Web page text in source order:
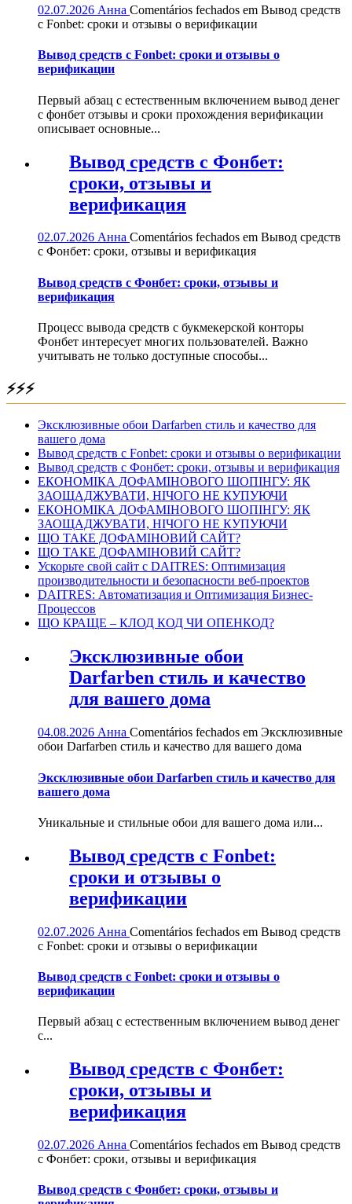
02.07.2026 Анна Comentários fechados em Вывод средств
с Fonbet: сроки и отзывы о верификации
Вывод средств с Fonbet: сроки и отзывы о
верификации
Первый абзац с естественным включением вывод денег
с фонбет отзывы и сроки прохождения верификации
описывает основные...
Вывод средств с Фонбет:
сроки, отзывы и
верификация
02.07.2026 Анна Comentários fechados em Вывод средств
с Фонбет: сроки, отзывы и верификация
Вывод средств с Фонбет: сроки, отзывы и
верификация
Процесс вывода средств с букмекерской конторы
Фонбет интересует многих пользователей. Важно
учитывать не только доступные способы...
⚡⚡⚡
Эксклюзивные обои Darfarben стиль и качество для
вашего дома
Вывод средств с Fonbet: сроки и отзывы о верификации
Вывод средств с Фонбет: сроки, отзывы и верификация
ЕКОНОМІКА ДОФАМІНОВОГО ШОПІНГУ: ЯК
ЗАОЩАДЖУВАТИ, НІЧОГО НЕ КУПУЮЧИ
ЕКОНОМІКА ДОФАМІНОВОГО ШОПІНГУ: ЯК
ЗАОЩАДЖУВАТИ, НІЧОГО НЕ КУПУЮЧИ
ЩО ТАКЕ ДОФАМІНОВИЙ САЙТ?
ЩО ТАКЕ ДОФАМІНОВИЙ САЙТ?
Ускорьте свой сайт с DAITRES: Оптимизация
производительности и безопасности веб-проектов
DAITRES: Автоматизация и Оптимизация Бизнес-
Процессов
ЩО КРАЩЕ – КЛОД КОД ЧИ ОПЕНКОД?
Эксклюзивные обои
Darfarben стиль и качество
для вашего дома
04.08.2026 Анна Comentários fechados em Эксклюзивные
обои Darfarben стиль и качество для вашего дома
Эксклюзивные обои Darfarben стиль и качество для
вашего дома
Уникальные и стильные обои для вашего дома или...
Вывод средств с Fonbet:
сроки и отзывы о
верификации
02.07.2026 Анна Comentários fechados em Вывод средств
с Fonbet: сроки и отзывы о верификации
Вывод средств с Fonbet: сроки и отзывы о
верификации
Первый абзац с естественным включением вывод денег
с...
Вывод средств с Фонбет:
сроки, отзывы и
верификация
02.07.2026 Анна Comentários fechados em Вывод средств
с Фонбет: сроки, отзывы и верификация
Вывод средств с Фонбет: сроки, отзывы и